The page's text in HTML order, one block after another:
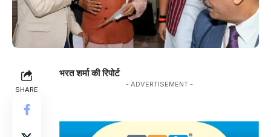
SHARE
भरत शर्मा की रिपोर्ट
- ADVERTISEMENT -